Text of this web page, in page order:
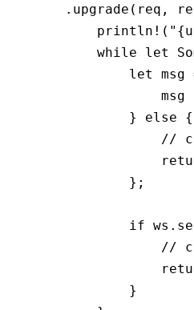
        .
upgrade (req,
            println!
(
            while
let
                let
msg
                    msg
                }
else {
//
                };
                if
ws .
//
                }